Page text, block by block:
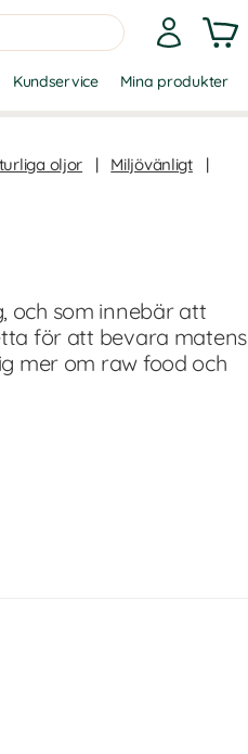
Kundservice Mina produkter
oljor | Miljövänligt
|
och som innebär att
för att bevara matens
mer om raw food och